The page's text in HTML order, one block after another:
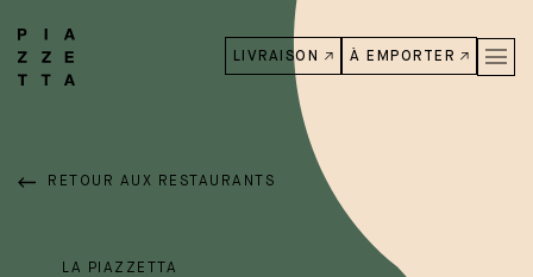
LIVRAISON À EMPORTER
RETOUR AUX RESTAURANTS
LA PIAZZETTA